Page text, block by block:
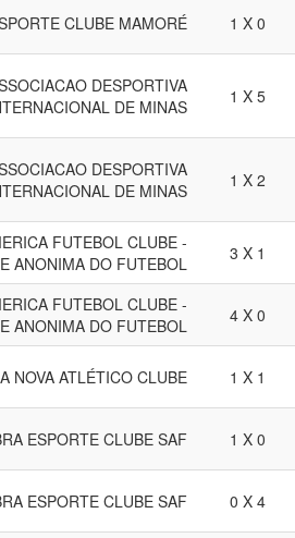
CLUBE MAMORÉ 1 X 0
DESPORTIVA
DE MINAS
1 X 5
DESPORTIVA
DE MINAS
1 X 2
FUTEBOL CLUBE -
ANONIMA DO FUTEBOL
3 X 1
FUTEBOL CLUBE -
ANONIMA DO FUTEBOL
4 X 0
NOVA ATLÉTICO CLUBE 1 X 1
ESPORTE CLUBE SAF 1 X 0
ESPORTE CLUBE SAF 0 X 4